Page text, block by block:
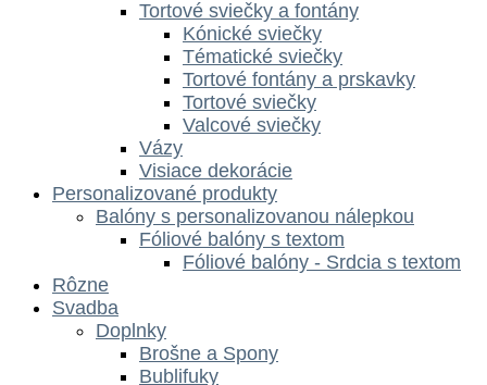
Tortové sviečky a fontány
Kónické sviečky
Tématické sviečky
Tortové fontány a prskavky
Tortové sviečky
Valcové sviečky
Vázy
Visiace dekorácie
Personalizované produkty
Balóny s personalizovanou nálepkou
Fóliové balóny s textom
Fóliové balóny - Srdcia s textom
Rôzne
Svadba
Doplnky
Brošne a Spony
Bublifuky